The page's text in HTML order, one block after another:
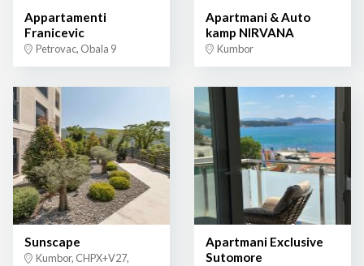
Appartamenti
Franicevic
Petrovac, Obala 9
Apartmani & Auto
kamp NIRVANA
Kumbor
Sunscape
Kumbor, CHPX+V27,
Apartmani Exclusive
Sutomore